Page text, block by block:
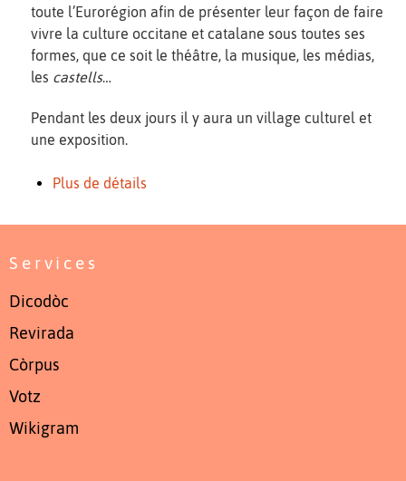
toute l’Eurorégion afin de présenter leur façon de faire
vivre la culture occitane et catalane sous toutes ses
formes, que ce soit le théâtre, la musique, les médias,
les castells…
Pendant les deux jours il y aura un village culturel et
une exposition.
Plus de détails
Services
Dicodòc
Revirada
Còrpus
Votz
Wikigram